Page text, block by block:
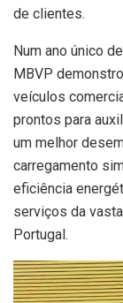
de clientes.
Num ano único
MBVP
veículos
prontos para
um melhor
carregamento
eficiência
serviços da
Portugal.